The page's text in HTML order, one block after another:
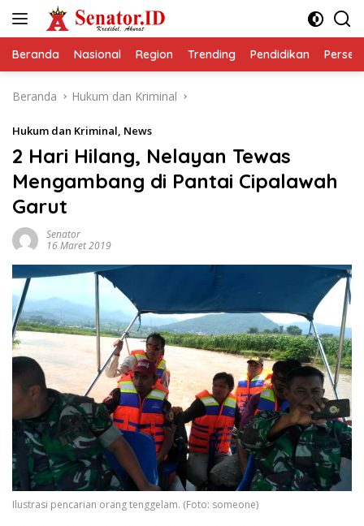
Beranda Nasional Region Trending Pendidikan
Beranda Hukum dan Kriminal
Hukum dan Kriminal, News
2 Hari Hilang, Nelayan Tewas
Mengambang di Pantai Cipalawah
Garut
Senator
16 Maret 2019
Ilustrasi pencarian orang tenggelam. (Foto: someone)